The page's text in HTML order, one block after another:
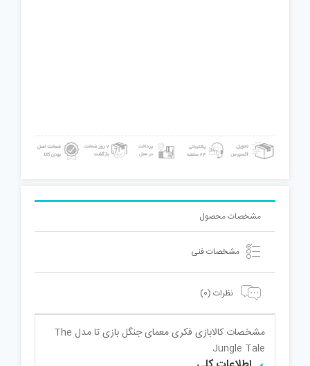
مشخصات محصول
مشخصات فنی
نظرات (0)
مشخصات کالا
بازی فکری معمای جنگل بازی تا مدل The
Jungle Tale